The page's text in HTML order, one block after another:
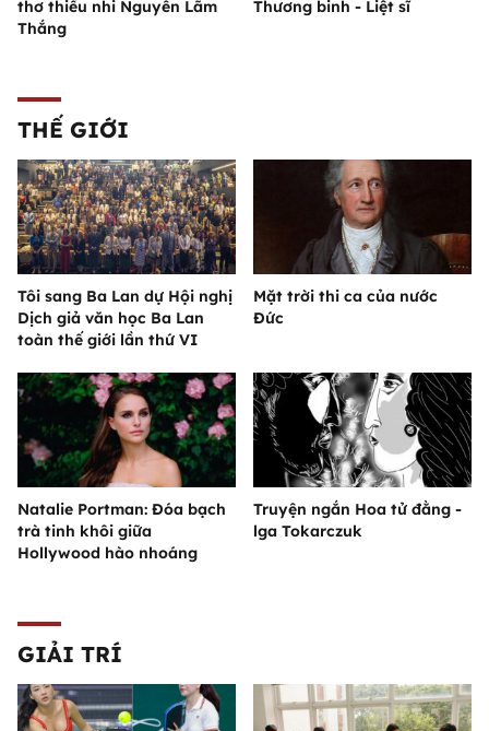
thơ thiếu nhi Nguyễn Lãm
Thắng
Thương binh - Liệt sĩ
THẾ GIỚI
Tôi sang Ba Lan dự Hội nghị
Dịch giả văn học Ba Lan
toàn thế giới lần thứ VI
Mặt trời thi ca của nước
Đức
Natalie Portman: Đóa bạch
trà tinh khôi giữa
Hollywood hào nhoáng
Truyện ngắn Hoa tử đằng -
lga Tokarczuk
GIẢI TRÍ